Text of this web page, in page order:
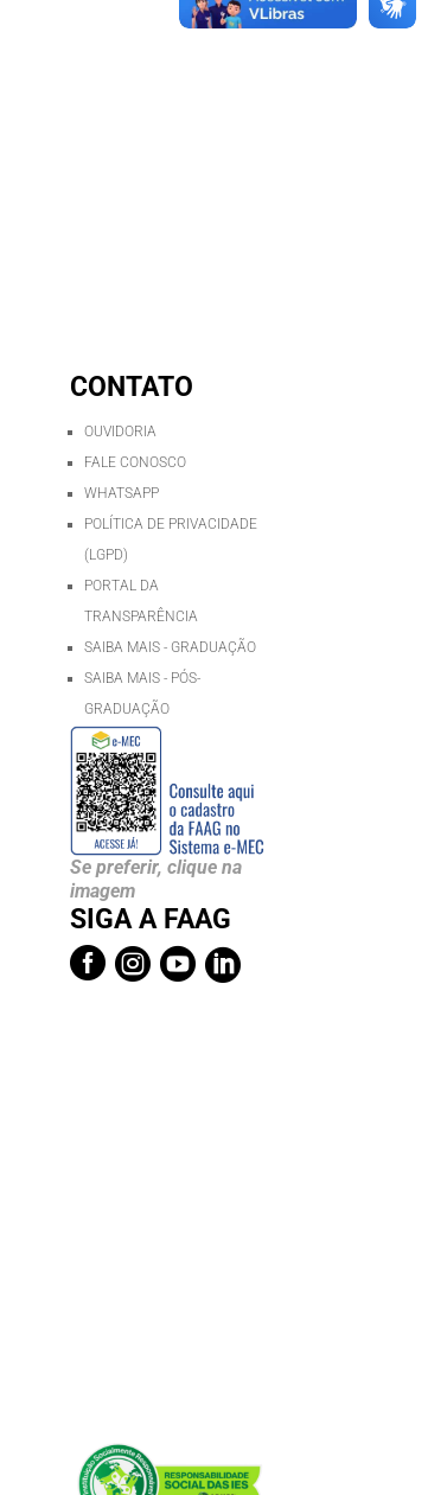
CONTATO
OUVIDORIA
FALE CONOSCO
WHATSAPP
POLÍTICA DE PRIVACIDADE
(LGPD)
PORTAL DA
TRANSPARÊNCIA
SAIBA MAIS - GRADUAÇÃO
SAIBA MAIS - PÓS-
GRADUAÇÃO
Se preferir, clique na
imagem
SIGA A FAAG
   